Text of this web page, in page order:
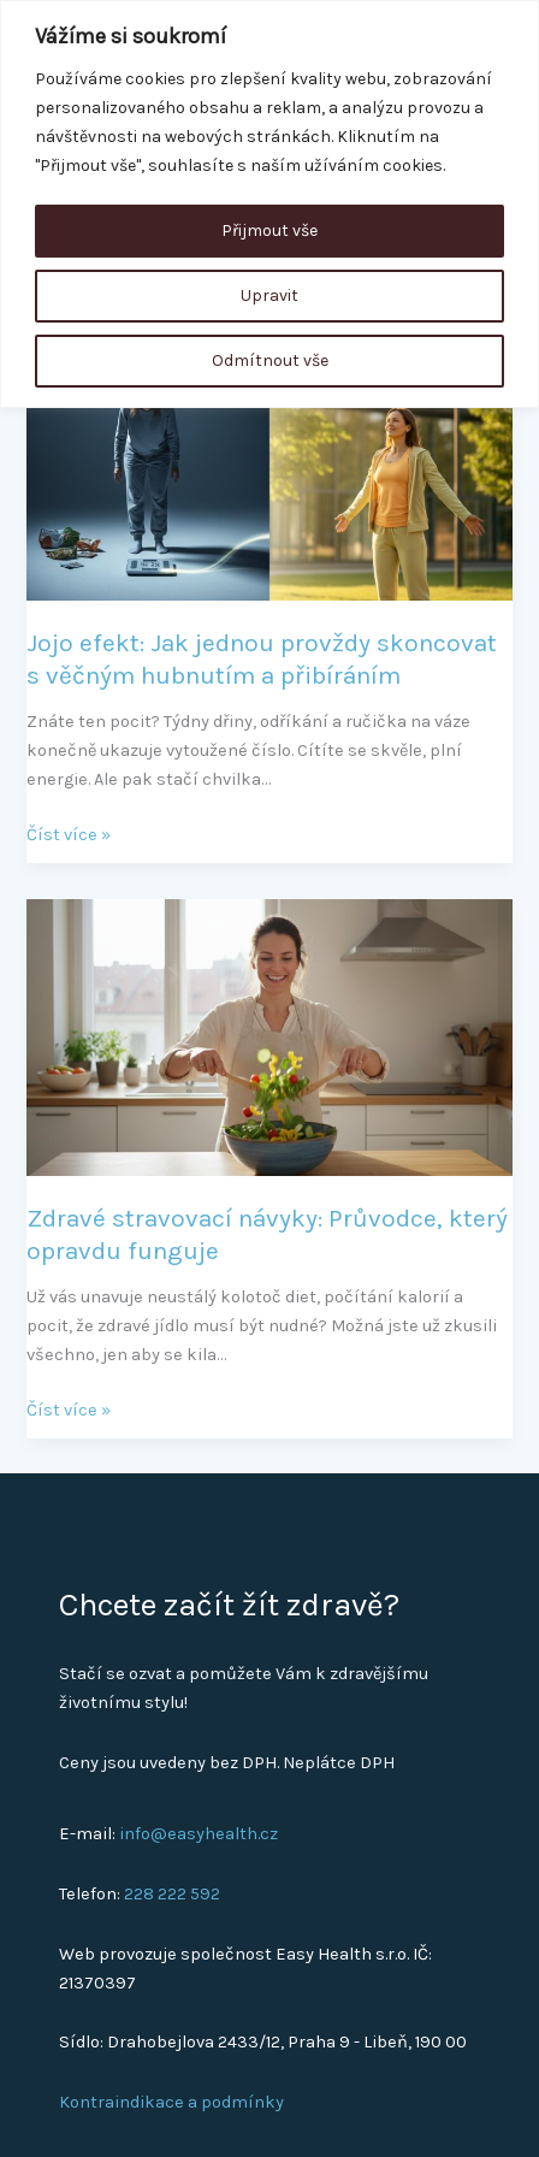
Vážíme si soukromí
Používáme cookies pro zlepšení kvality webu, zobrazování
personalizovaného obsahu a reklam, a analýzu provozu a
návštěvnosti na webových stránkách. Kliknutím na
"Přijmout vše", souhlasíte s naším užíváním cookies.
Upravit
Odmítnout vše
Přijmout vše
obsah
REZERVACE
jojo efekt
Jojo efekt: Jak jednou provždy skoncovat
s věčným hubnutím a přibíráním
Znáte ten pocit? Týdny dřiny, odříkání a ručička na váze
konečně ukazuje vytoužené číslo. Cítíte se skvěle, plní
energie. Ale pak stačí chvilka…
Jojo
Jak
věčným
hubnutím
a
Číst více »
Zdravé stravovací návyky: Průvodce, který
opravdu funguje
Už vás unavuje neustálý kolotoč diet, počítání kalorií a
pocit, že zdravé jídlo musí být nudné? Možná jste už zkusili
všechno, jen aby se kila…
opravdu
funguje
Číst více »
Chcete začít žít zdravě?
Stačí se ozvat a pomůžete Vám k zdravějšímu
životnímu stylu!
Ceny jsou uvedeny bez DPH. Neplátce DPH
E-mail: info@easyhealth.cz
Telefon:228 222 592
Web provozuje společnost Easy Health s.r.o. IČ:
21370397
Sídlo: Drahobejlova 2433/12, Praha 9 - Libeň, 190 00
Kontraindikace a podmínky